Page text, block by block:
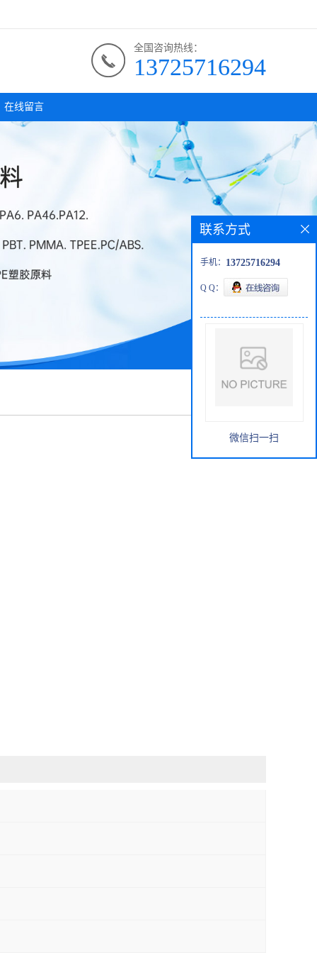
全国咨询热线：
13725716294
在线留言
联系方式
手机： 13725716294
Q Q：
微信扫一扫